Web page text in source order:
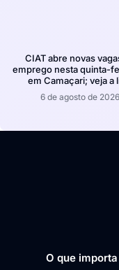
CIAT abre novas
emprego nesta quinta-
em Camaçari; veja a
6 de agosto de 2026
O que